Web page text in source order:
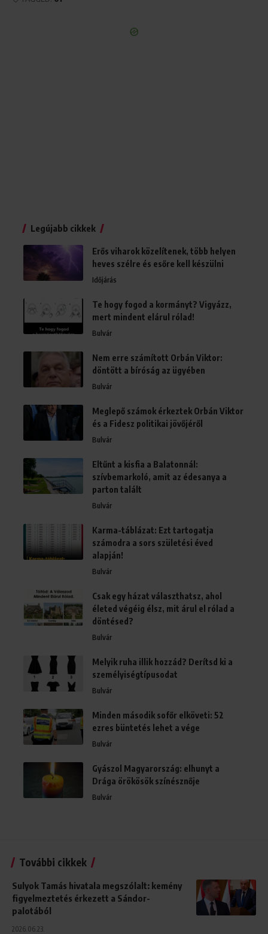
Legújabb cikkek
Erős viharok közelítenek, több helyen
heves szélre és esőre kell készülni
Időjárás
Te hogy fogod a kormányt? Vigyázz,
mert mindent elárul rólad!
Bulvár
Nem erre számított Orbán Viktor:
döntött a bíróság az ügyében
Bulvár
Meglepő számok érkeztek Orbán Viktor
és a Fidesz politikai jövőjéről
Bulvár
Eltűnt a kisfia a Balatonnál:
szívbemarkoló, amit az édesanya a
parton talált
Bulvár
Karma-táblázat: Ezt tartogatja
számodra a sors születési éved
alapján!
Bulvár
Csak egy házat választhatsz, ahol
életed végéig élsz, mit árul el rólad a
döntésed?
Bulvár
Melyik ruha illik hozzád? Derítsd ki a
személyiségtípusodat
Bulvár
Minden második sofőr elköveti: 52
ezres büntetés lehet a vége
Bulvár
Gyászol Magyarország: elhunyt a
Drága örökösök színésznője
Bulvár
További cikkek
Sulyok Tamás hivatala megszólalt: kemény
figyelmeztetés érkezett a Sándor-
palotából
2026.06.23.